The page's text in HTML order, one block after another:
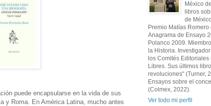
puede encapsularse en la vida de sus
y Roma. En América Latina, mucho antes
México
libros
de
Premio Matías
Anagrama de Ensayo
Polanco 2009.
la Historia.
los Comités
Libres. Sus últimos
revoluciones" (Turner,
Ensayos sobre el
(Colmex, 2022).
Ver todo mi perfil